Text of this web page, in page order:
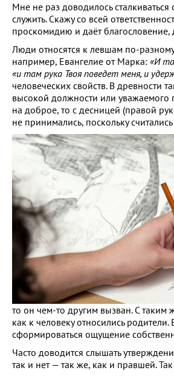
Мне не раз доводилось
служить. Скажу со всей
проскомидию и даёт благословение,
Люди относятся к левшам по-
например, Евангелие от Марка: «И
«и там рука Твоя поведет меня, и
человеческих свойств. В древности
высокой должности или уважаемого
на доброе, то с десницей (правой
не принимались, поскольку
то он чем-то другим вызван. С таким
как к человеку относились
сформироваться ощущение
Часто доводится слышать
так и нет — так же, как и правшей.